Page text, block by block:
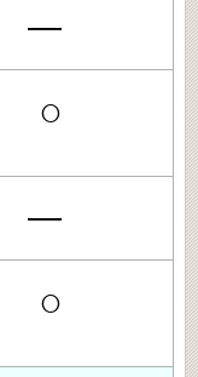
―
○
―
○